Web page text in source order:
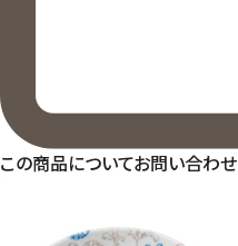
この商品についてお問い合わせ